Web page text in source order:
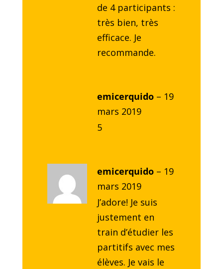
de 4 participants :
très bien, très
efficace. Je
recommande.
emicerquido – 19
mars 2019
5
emicerquido – 19
mars 2019
J’adore! Je suis
justement en
train d’étudier les
partitifs avec mes
élèves. Je vais le